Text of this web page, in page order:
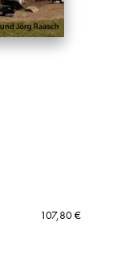
107,80 €